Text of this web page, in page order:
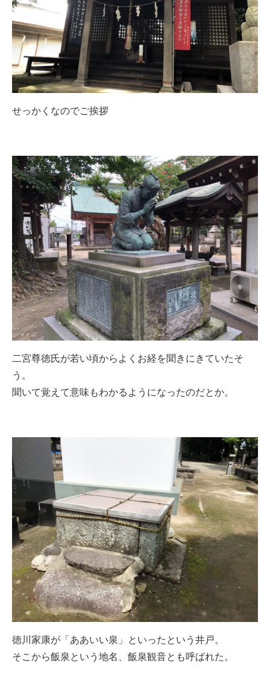
せっかくなのでご挨拶
二宮尊徳氏が若い頃からよくお経を聞きにきていたそ
う。
聞いて覚えて意味もわかるようになったのだとか。
徳川家康が「ああいい泉」といったという井戸。
そこから飯泉という地名、飯泉観音とも呼ばれた。